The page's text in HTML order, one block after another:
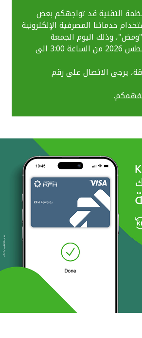
التقنية قد تواجهكم بعض
خدماتنا المصرفية الإلكترونية
وذلك اليوم الجمعة
الموافق 07 أغسطس 2026 من الساعة 3:00 الى
يرجى الاتصال على رقم